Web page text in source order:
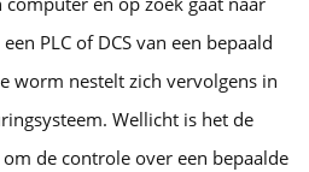
PLC of DCS van een bepaald
worm nestelt zich vervolgens in
Wellicht is het de
de controle over een bepaalde